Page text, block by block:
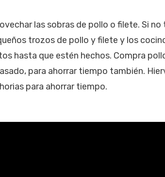
las sobras de pollo o filete. Si
trozos de pollo y filete y los
hasta que estén hechos. Compra
para ahorrar tiempo también.
para ahorrar tiempo.